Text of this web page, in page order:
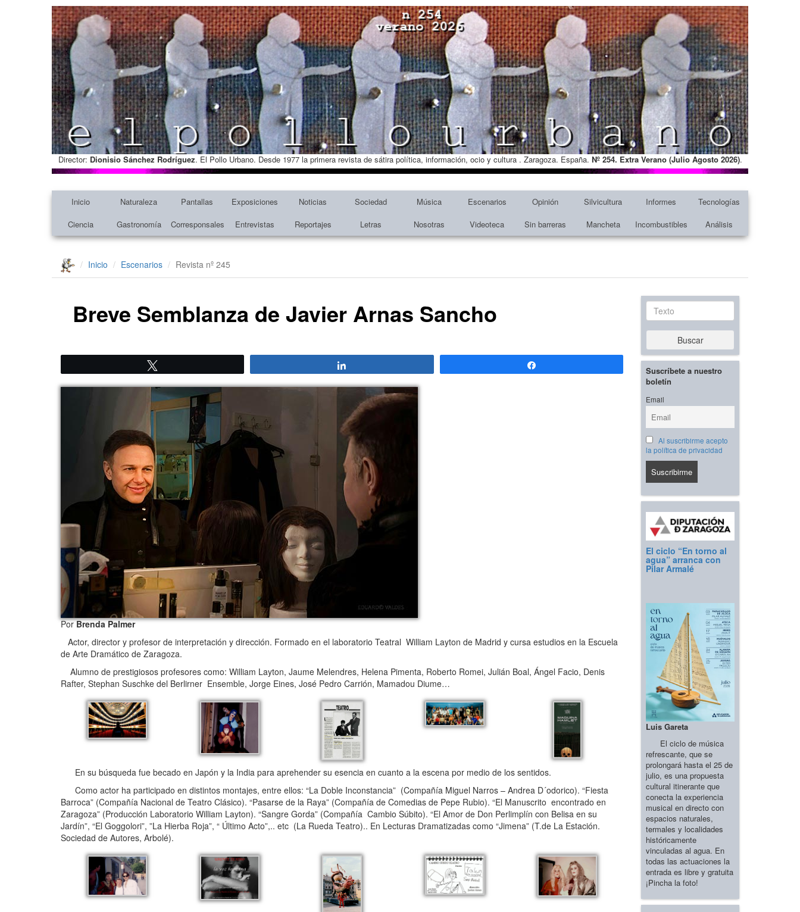
Director: Dionisio Sánchez Rodríguez. El Pollo Urbano. Desde 1977 la primera revista de sátira política, información, ocio y cultura . Zaragoza. España. Nº 254. Extra Verano (Julio Agosto 2026).
Inicio Naturaleza Pantallas Exposiciones Noticias Sociedad Música Escenarios Opinión Silvicultura Informes
Tecnologías
Ciencia
Gastronomía Corresponsales Entrevistas Reportajes Letras Nosotras Videoteca Sin barreras Mancheta Incombustibles Análisis
Inicio Escenarios Revista nº 245
Breve Semblanza de Javier Arnas Sancho
PorBrenda Palmer
Actor, director y profesor de interpretación y dirección. Formado en el laboratorio Teatral William Layton de Madrid y cursa estudios en la Escuela
de Arte Dramático de Zaragoza.
Alumno de prestigiosos profesores como: William Layton, Jaume Melendres, Helena Pimenta, Roberto Romei, Julián Boal, Ángel Facio, Denis
Rafter, Stephan Suschke del Berlirner Ensemble, Jorge Eines, José Pedro Carrión, Mamadou Diume…
En su búsqueda fue becado en Japón y la India para aprehender su esencia en cuanto a la escena por medio de los sentidos.
Como actor ha participado en distintos montajes, entre ellos: “La Doble Inconstancia” (Compañía Miguel Narros – Andrea D´odorico). “Fiesta
Barroca” (Compañía Nacional de Teatro Clásico). “Pasarse de la Raya” (Compañía de Comedias de Pepe Rubio). “El Manuscrito encontrado en
Zaragoza” (Producción Laboratorio William Layton). “Sangre Gorda” (Compañía Cambio Súbito). “El Amor de Don Perlimplín con Belisa en su
Jardín”, “El Goggolori”, ”La Hierba Roja”, “ Último Acto”,.. etc (La Rueda Teatro).. En Lecturas Dramatizadas como “Jimena” (T.de La Estación.
Sociedad de Autores, Arbolé).
Texto
Buscar
Suscríbete a nuestro
boletín
Email
Al suscribirme acepto
la política de privacidad
El ciclo “En torno al
agua” arranca con
Pilar Armalé
Luis Gareta
El ciclo de música
refrescante, que se
prolongará hasta el 25 de
julio, es una propuesta
cultural itinerante que
conecta la experiencia
musical en directo con
espacios naturales,
termales y localidades
históricamente
vinculadas al agua. En
todas las actuaciones la
entrada es libre y gratuita
¡Pincha la foto!